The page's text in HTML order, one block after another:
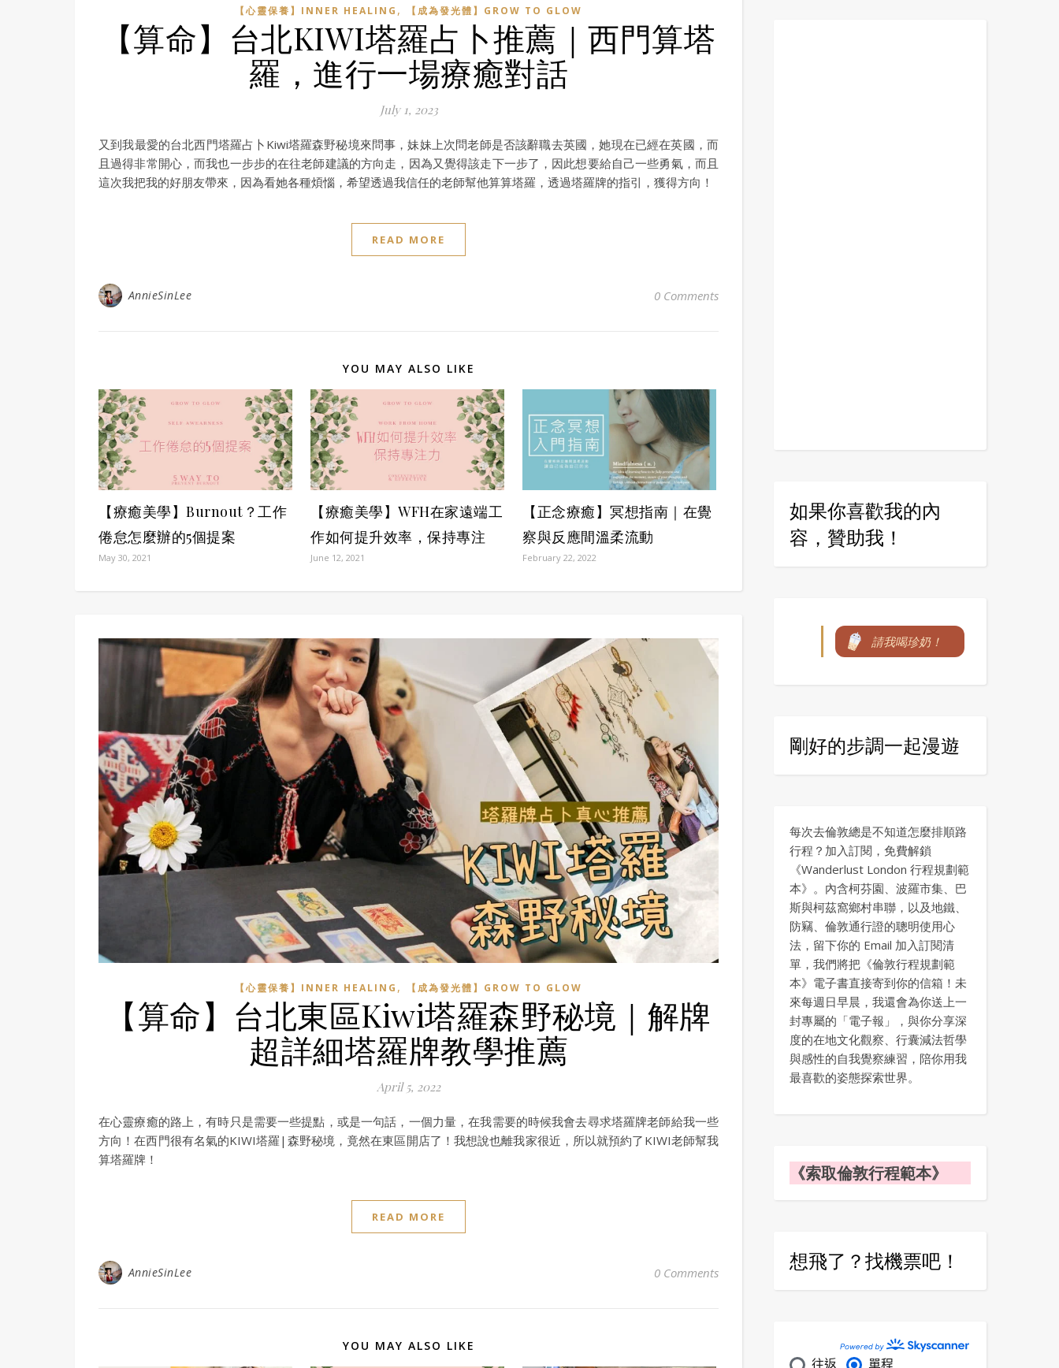
【心靈保養】INNER HEALING , 【成為發光體】GROW TO GLOW
【算命】台北KIWI塔羅占卜推薦｜西門算塔
羅，進行一場療癒對話
July 1, 2023
又到我最愛的台北西門塔羅占卜Kiwi塔羅森野秘境來問事，妹妹上次問老師是否該辭職去英國，她現在已經在英國，而
且過得非常開心，而我也一步步的在往老師建議的方向走，因為又覺得該走下一步了，因此想要給自己一些勇氣，而且
這次我把我的好朋友帶來，因為看她各種煩惱，希望透過我信任的老師幫他算算塔羅，透過塔羅牌的指引，獲得方向！
READ MORE
AnnieSinLee 0 Comments
YOU MAY ALSO LIKE
【療癒美學】Burnout？工作
倦怠怎麼辦的5個提案
May 30, 2021
【療癒美學】WFH在家遠端工
作如何提升效率，保持專注
June 12, 2021
【正念療癒】冥想指南｜在覺
察與反應間溫柔流動
February 22, 2022
【心靈保養】INNER HEALING , 【成為發光體】GROW TO GLOW
【算命】台北東區Kiwi塔羅森野秘境｜解牌
超詳細塔羅牌教學推薦
April 5, 2022
在心靈療癒的路上，有時只是需要一些提點，或是一句話，一個力量，在我需要的時候我會去尋求塔羅牌老師給我一些
方向！在西門很有名氣的KIWI塔羅|森野秘境，竟然在東區開店了！我想說也離我家很近，所以就預約了KIWI老師幫我
算塔羅牌！
READ MORE
AnnieSinLee 0 Comments
YOU MAY ALSO LIKE
如果你喜歡我的內
容，贊助我！
請我喝珍奶！
剛好的步調一起漫遊
每次去倫敦總是不知道怎麼排順路
行程？加入訂閱，免費解鎖
《Wanderlust London 行程規劃範
本》。內含柯芬園、波羅市集、巴
斯與柯茲窩鄉村串聯，以及地鐵、
防竊、倫敦通行證的聰明使用心
法，留下你的 Email 加入訂閱清
單，我們將把《倫敦行程規劃範
本》電子書直接寄到你的信箱！未
來每週日早晨，我還會為你送上一
封專屬的「電子報」，與你分享深
度的在地文化觀察、行囊減法哲學
與感性的自我覺察練習，陪你用我
最喜歡的姿態探索世界。
《索取倫敦行程範本》
想飛了？找機票吧！